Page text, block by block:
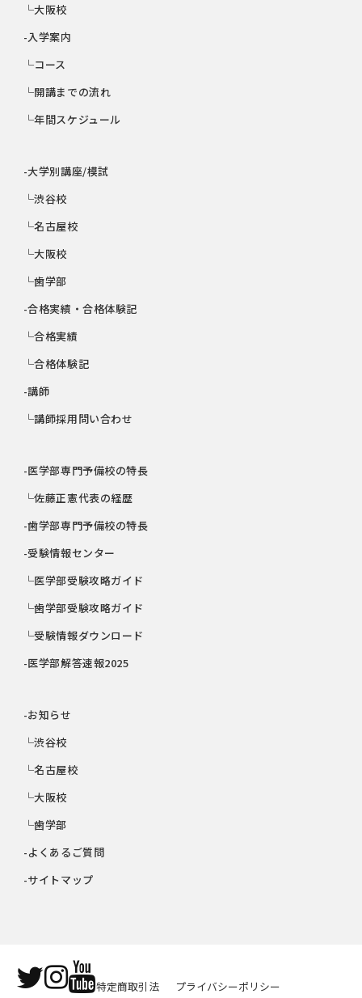
└大阪校
-入学案内
└コース
└開講までの流れ
└年間スケジュール
-大学別講座/模試
└渋谷校
└名古屋校
└大阪校
└歯学部
-合格実績・合格体験記
└合格実績
└合格体験記
-講師
└講師採用問い合わせ
-医学部専門予備校の特長
└佐藤正憲代表の経歴
-歯学部専門予備校の特長
-受験情報センター
└医学部受験攻略ガイド
└歯学部受験攻略ガイド
└受験情報ダウンロード
-医学部解答速報2025
-お知らせ
└渋谷校
└名古屋校
└大阪校
└歯学部
-よくあるご質問
-サイトマップ
特定商取引法 プライバシーポリシー